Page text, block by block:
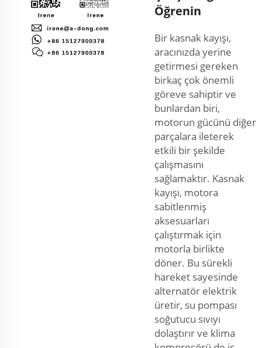
Öğrenin
Bir kasnak kayışı,
aracınızda yerine
getirmesi gereken
birkaç çok önemli
göreve sahiptir ve
bunlardan biri,
motorun gücünü diğer
parçalara ileterek
etkili bir şekilde
çalışmasını
sağlamaktır. Kasnak
kayışı, motora
sabitlenmiş
aksesuarları
çalıştırmak için
motorla birlikte
döner. Bu sürekli
hareket sayesinde
alternatör elektrik
üretir, su pompası
soğutucu sıvıyı
dolaştırır ve klima